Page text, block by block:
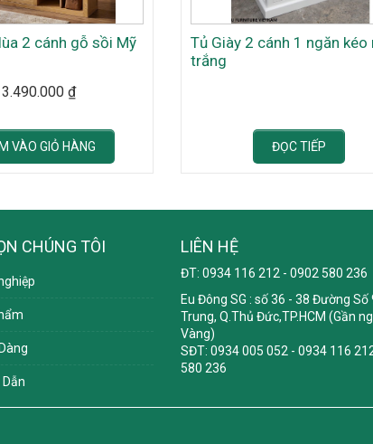
2 cánh gỗ sồi Mỹ
₫
VÀO GIỎ HÀNG
Tủ Giày 2 cánh 1 ngăn kéo
trắng
ĐỌC TIẾP
CHÚNG TÔI
Dẫn
LIÊN HỆ
ĐT: 0934 116 212 - 0902 580 236
Eu Đông SG : số 36 - 38 Đường Số
Trung, Q.Thủ Đức,TP.HCM (Gần
Vàng)
SĐT: 0934 005 052 - 0934 116
580 236